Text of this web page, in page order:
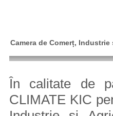
Camera de Comerț,
În calitate de
CLIMATE KIC